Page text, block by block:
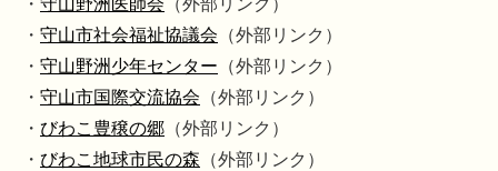
・ 守山野洲医師会 （外部リンク）
・ 守山市社会福祉協議会 （外部リンク）
・ 守山野洲少年センター （外部リンク）
・ 守山市国際交流協会 （外部リンク）
・ びわこ豊穣の郷 （外部リンク）
・ びわこ地球市民の森 （外部リンク）